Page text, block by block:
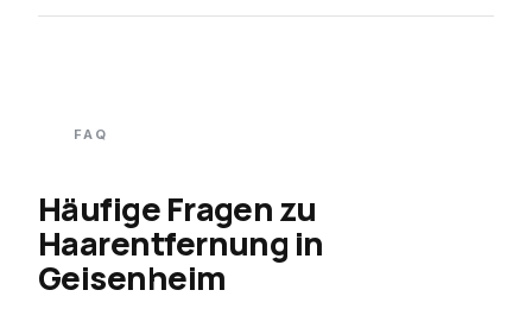
FAQ
Häufige Fragen zu
Haarentfernung in
Geisenheim